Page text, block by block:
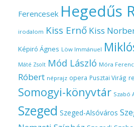
Ferencesek Hegedűs
irodalom Kiss Ernő Kiss
Képiró Ágnes Löw Immánuel
Máté Zsolt Mód László Móra Ferenc
Róbert néprajz opera Pusztai Virág
Somogyi-könyvtár Szabó
Szeged Szeged-Alsóváros